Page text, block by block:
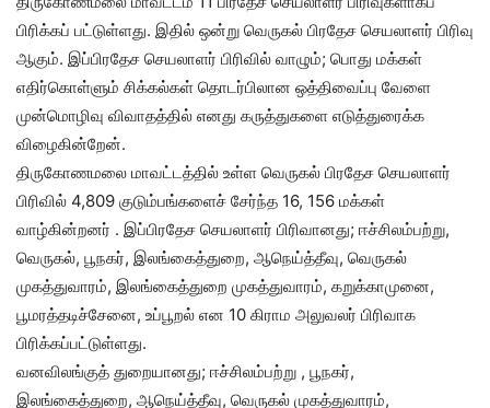
பிரிக்கப் பட்டுள்ளது. இதில் ஒன்று வெருகல் பிரதேச செயலாளர் பிரிவு
ஆகும். இப்பிரதேச செயலாளர் பிரிவில் வாழும்; பொது மக்கள்
எதிர்கொள்ளும் சிக்கல்கள் தொடர்பிலான ஒத்திவைப்பு வேளை
முன்மொழிவு விவாதத்தில் எனது கருத்துகளை எடுத்துரைக்க
விழைகின்றேன்.
திருகோணமலை மாவட்டத்தில் உள்ள வெருகல் பிரதேச செயலாளர்
பிரிவில் 4,809 குடும்பங்களைச் சேர்ந்த 16, 156 மக்கள்
வாழ்கின்றனர் . இப்பிரதேச செயலாளர் பிரிவானது; ஈச்சிலம்பற்று,
வெருகல், பூநகர், இலங்கைத்துறை, ஆநெய்த்தீவு, வெருகல்
முகத்துவாரம், இலங்கைத்துறை முகத்துவாரம், கறுக்காமுனை,
பூமரத்தடிச்சேனை, உப்பூறல் என 10 கிராம அலுவலர் பிரிவாக
பிரிக்கப்பட்டுள்ளது.
வனவிலங்குத் துறையானது; ஈச்சிலம்பற்று , பூநகர்,
இலங்கைத்துறை, ஆநெய்த்தீவு, வெருகல் முகத்துவாரம்,